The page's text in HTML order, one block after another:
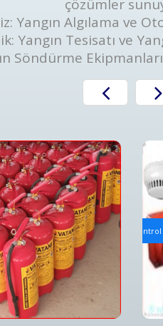
çözümler
Yangın Algılama ve
Yangın Tesisatı ve
Söndürme
Alarm Bakım ve Kontrolleri
Alarm Sistemi Bakımı | Periyodik Kontrol